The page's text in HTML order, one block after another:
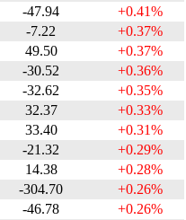
-47.94
+0.41%
-7.22
+0.37%
49.50
+0.37%
-30.52
+0.36%
-32.62
+0.35%
32.37
+0.33%
33.40
+0.31%
-21.32
+0.29%
14.38
+0.28%
-304.70
+0.26%
-46.78
+0.26%